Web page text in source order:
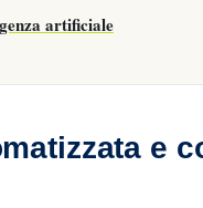
artificiale
e